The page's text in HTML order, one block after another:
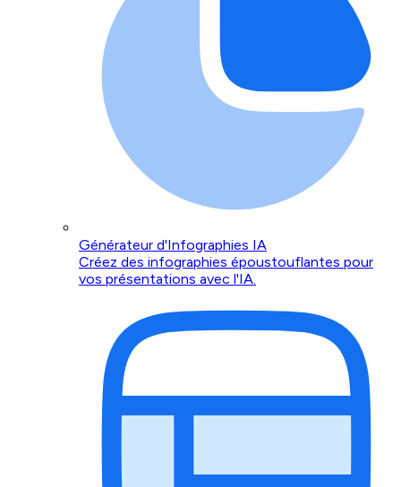
Générateur d'Infographies IA
Créez des infographies époustouflantes pour
vos présentations avec l'IA.